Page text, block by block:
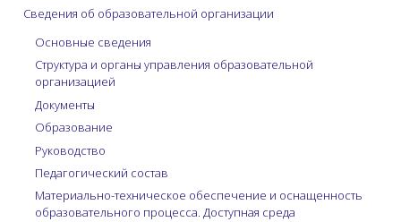
Сведения об образовательной организации
Основные сведения
Структура и органы управления образовательной
организацией
Документы
Образование
Руководство
Педагогический состав
Материально-техническое обеспечение и оснащенность
образовательного процесса. Доступная среда